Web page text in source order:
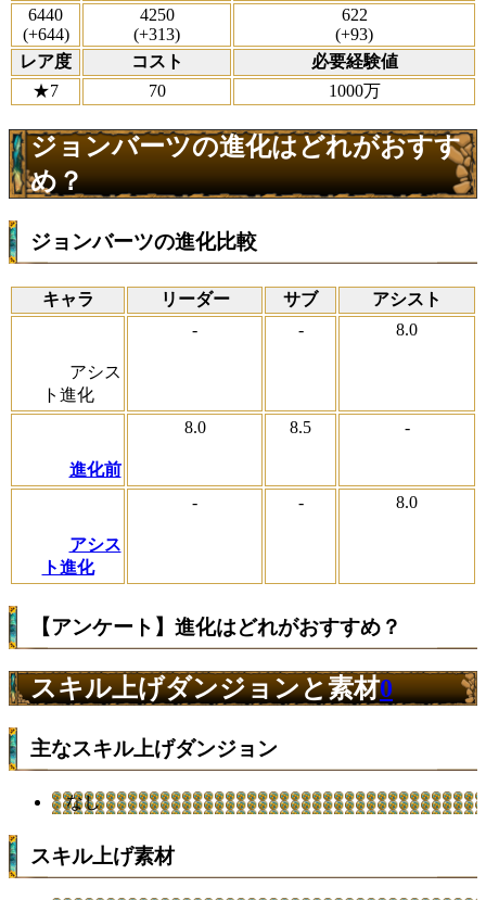
6440
(+644)
4250
(+313)
622
(+93)
レア度
コスト
必要経験値
★7
70 1000万
ジョンバーツの進化はどれがおすす
め？
ジョンバーツの進化比較
キャラ リーダー サブ アシスト
アシス
ト進化
- - 8.0
進化前
8.0 8.5 -
アシス
ト進化
- - 8.0
【アンケート】進化はどれがおすすめ？
スキル上げダンジョンと素材0
主なスキル上げダンジョン
なし
スキル上げ素材